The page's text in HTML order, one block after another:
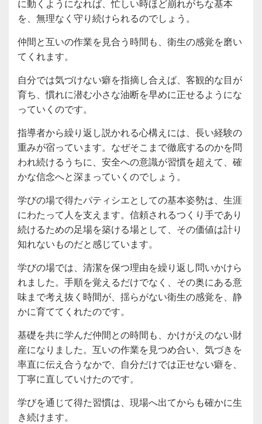
に動くようになれば、忙しい時ほど崩れがちな基本
を、無理なく守り続けられるのでしょう。
仲間と互いの作業を見合う時間も、衛生の感覚を磨い
てくれます。
自分では気づけない癖を指摘し合えば、客観的な目が
育ち、慣れに潜む小さな油断を早めに正せるようにな
っていくのです。
指導者から繰り返し説かれる心構えには、長い経験の
重みが宿っています。なぜそこまで徹底するのかを問
われ続けるうちに、安全への意識が習慣を超えて、確
かな信念へと深まっていくのでしょう。
学びの場で得たパティシエとしての基本姿勢は、生涯
にわたって人を支えます。信頼されるつくり手であり
続けるための足場を築ける場として、その価値は計り
知れないものだと感じています。
学びの場では、清潔を保つ理由を繰り返し問いかけら
れました。手順を覚えるだけでなく、その奥にある意
味まで考え抜く時間が、揺らがない衛生の感覚を、静
かに育ててくれたのです。
基礎を共に学んだ仲間との時間も、かけがえのない財
産になりました。互いの作業を見つめ合い、気づきを
率直に伝え合うなかで、自分だけでは正せない癖を、
丁寧に直していけたのです。
学びを通じて得た習慣は、現場へ出てからも確かに生
き続けます。